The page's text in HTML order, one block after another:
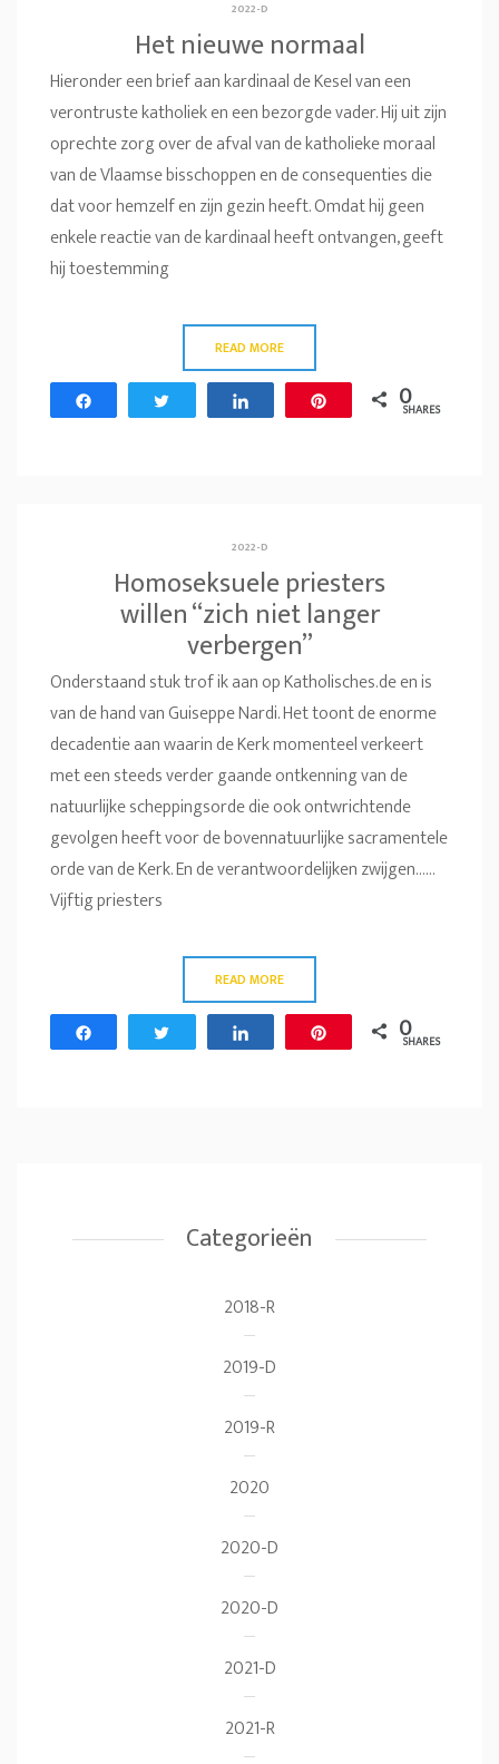
2022-D
Het nieuwe normaal
Hieronder een brief aan kardinaal de Kesel van een
verontruste katholiek en een bezorgde vader. Hij uit zijn
oprechte zorg over de afval van de katholieke moraal
van de Vlaamse bisschoppen en de consequenties die
dat voor hemzelf en zijn gezin heeft. Omdat hij geen
enkele reactie van de kardinaal heeft ontvangen, geeft
hij toestemming
READ MORE
0
SHARES
2022-D
Homoseksuele priesters
willen “zich niet langer
verbergen”
Onderstaand stuk trof ik aan op Katholisches.de en is
van de hand van Guiseppe Nardi. Het toont de enorme
decadentie aan waarin de Kerk momenteel verkeert
met een steeds verder gaande ontkenning van de
natuurlijke scheppingsorde die ook ontwrichtende
gevolgen heeft voor de bovennatuurlijke sacramentele
orde van de Kerk. En de verantwoordelijken zwijgen……
Vijftig priesters
READ MORE
0
SHARES
Categorieën
2018-R
2019-D
2019-R
2020
2020-D
2020-D
2021-D
2021-R